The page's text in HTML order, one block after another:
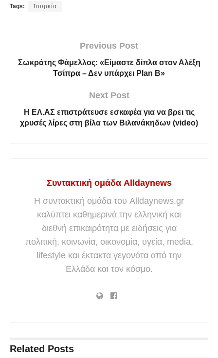
Tags: Τουρκία
Previous Post
Σωκράτης Φάμελλος: «Είμαστε δίπλα στον Αλέξη
Τσίπρα – Δεν υπάρχει Plan B»
Next Post
Η ΕΛ.ΑΣ επιστράτευσε εσκαφέα για να βρει τις
χρυσές λίρες στη βίλα των Βιλανάκηδων (video)
Συντακτική ομάδα Alldaynews
Η συντακτική ομάδα του Alldaynews.gr
καλύπτει καθημερινά την ελληνική και
διεθνή επικαιρότητα με ειδήσεις για
πολιτική, κοινωνία, οικονομία, υγεία, media,
lifestyle και έκτακτα γεγονότα από την
Ελλάδα και τον κόσμο.
Related Posts